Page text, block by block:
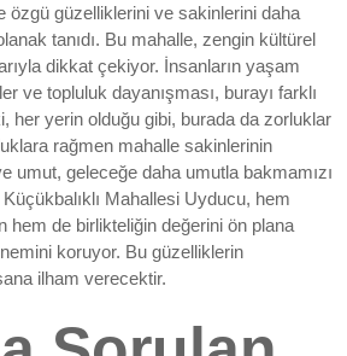
özgü güzelliklerini ve sakinlerini daha
tanıdı. Bu mahalle, zengin kültürel
dikkat çekiyor. İnsanların yaşam
ve topluluk dayanışması, burayı farklı
her yerin olduğu gibi, burada da zorluklar
rağmen mahalle sakinlerinin
umut, geleceğe daha umutla bakmamızı
Mahallesi Uyducu, hem
hem de birlikteliğin değerini ön plana
koruyor. Bu güzelliklerin
ilham verecektir.